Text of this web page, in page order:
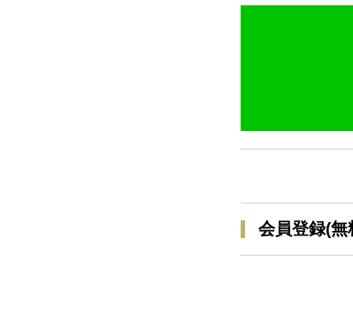
会員登録(無